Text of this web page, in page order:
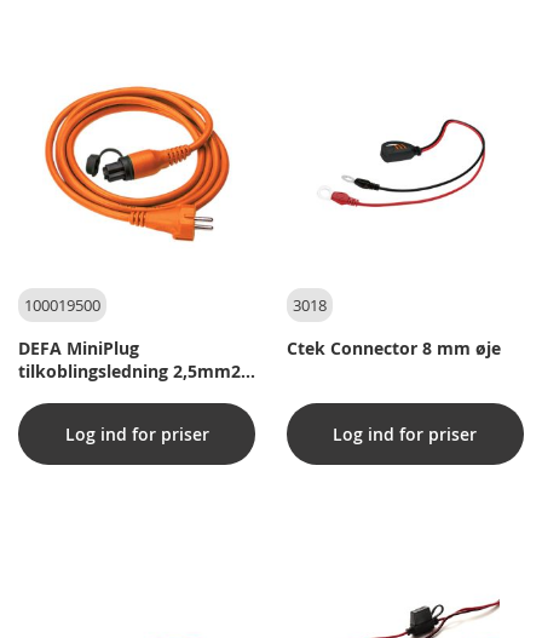
100019500
DEFA MiniPlug
tilkoblingsledning 2,5mm2,
Log ind for priser
3018
Ctek Connector 8 mm øje
Log ind for priser